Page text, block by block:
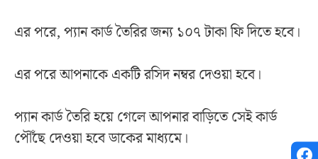
এর পরে, প্যান কার্ড তৈরির জন্য ১০৭ টাকা ফি দিতে হবে।
এর পরে আপনাকে একটি রসিদ নম্বর দেওয়া হবে।
প্যান কার্ড তৈরি হয়ে গেলে আপনার বাড়িতে সেই কার্ড
পৌঁছে দেওয়া হবে ডাকের মাধ্যমে।